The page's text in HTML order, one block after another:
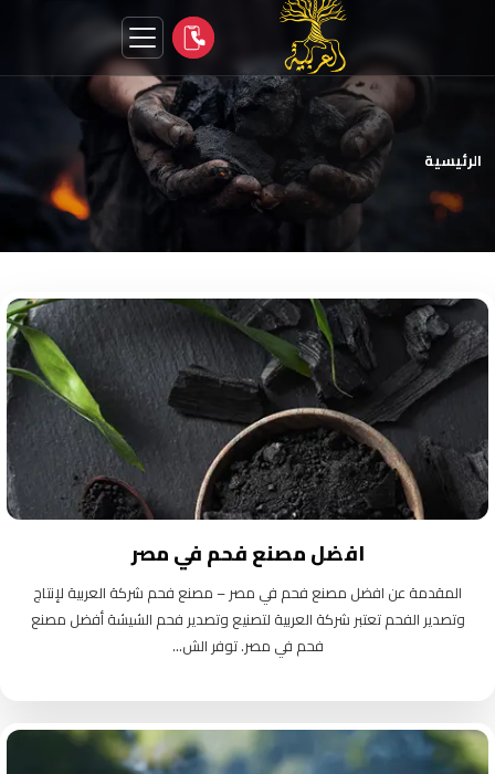
الرئيسية
افضل مصنع فحم في مصر
المقدمة عن افضل مصنع فحم في مصر – مصنع فحم شركة العربية لإنتاج
وتصدير الفحم تعتبر شركة العربية لتصنيع وتصدير فحم الشيشة أفضل مصنع
فحم في مصر. توفر الش...